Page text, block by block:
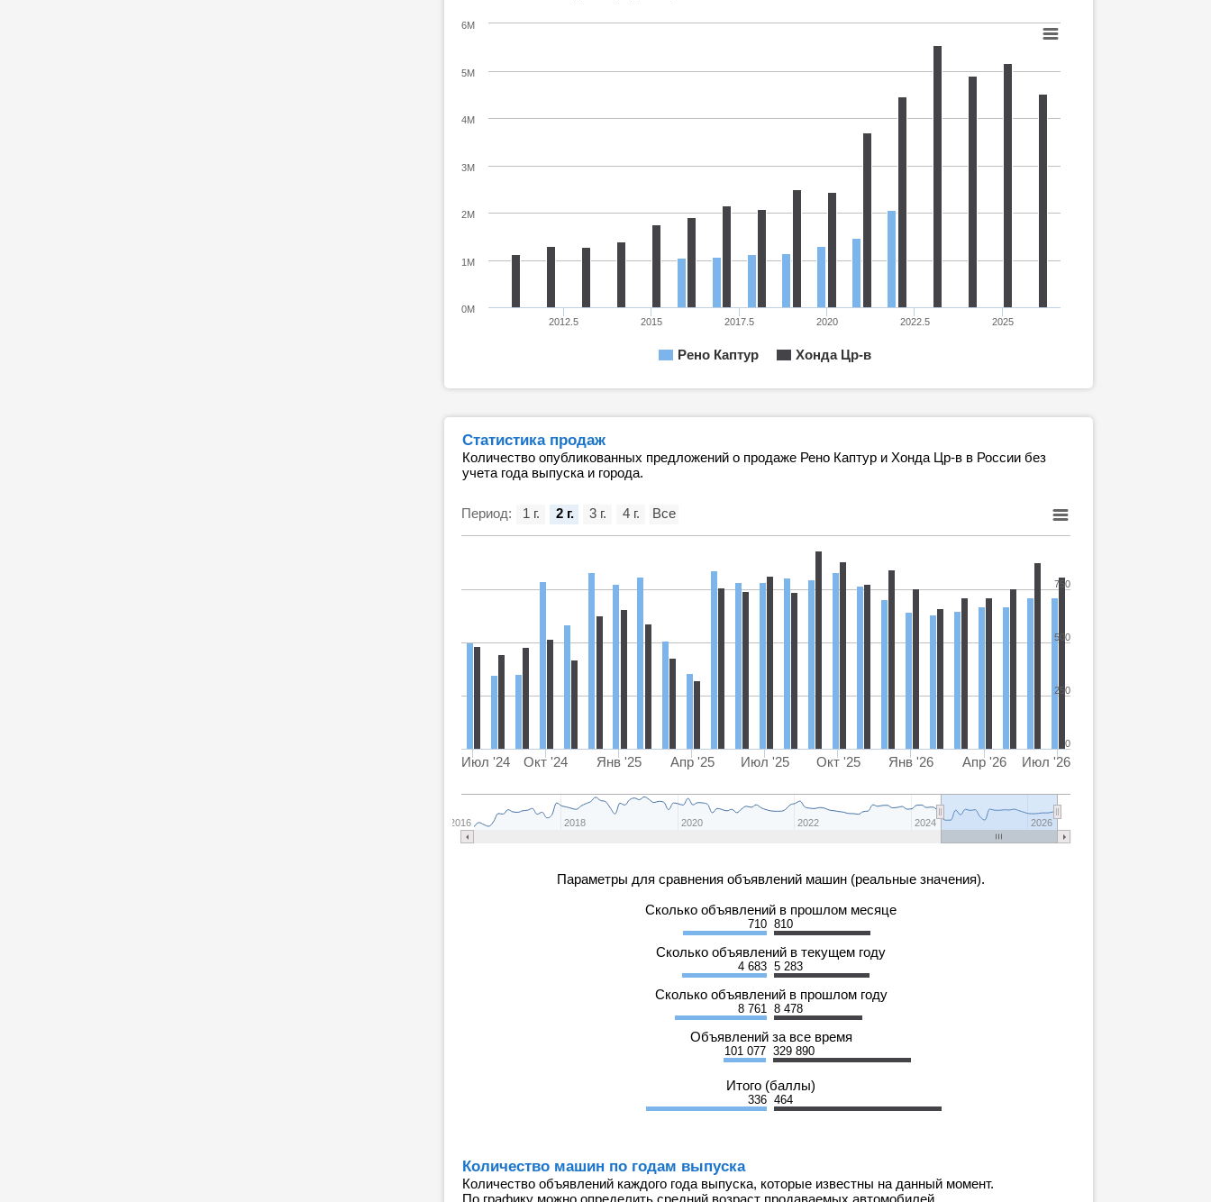
Рено Каптур Хонда Цр-в
2012.5 2015 2017.5 2020 2022.5 2025
0M
1M
2M
3M
4M
5M
6M
Статистика продаж
Количество опубликованных предложений о продаже Рено Каптур и Хонда Цр-в в России без
учета года выпуска и города.
Период:
Июл '24 Окт '24 Янв '25 Апр '25 Июл '25 Окт '25 Янв '26 Апр '26 Июл '26
2018 2020 2022 2024 2026
2016
0
250
500
750
1 г. 2 г. 3 г. 4 г. Все
Параметры для сравнения объявлений машин (реальные значения).
Сколько объявлений в прошлом месяце
710 810
Сколько объявлений в текущем году
4 683 5 283
Сколько объявлений в прошлом году
8 761 8 478
Объявлений за все время
101 077 329 890
Итого (баллы)
336 464
Количество машин по годам выпуска
Количество объявлений каждого года выпуска, которые известны на данный момент.
По графику можно определить средний возраст продаваемых автомобилей.